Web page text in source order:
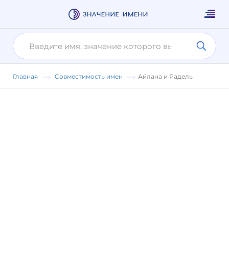
Главная Совместимость имен Айлана и Радель